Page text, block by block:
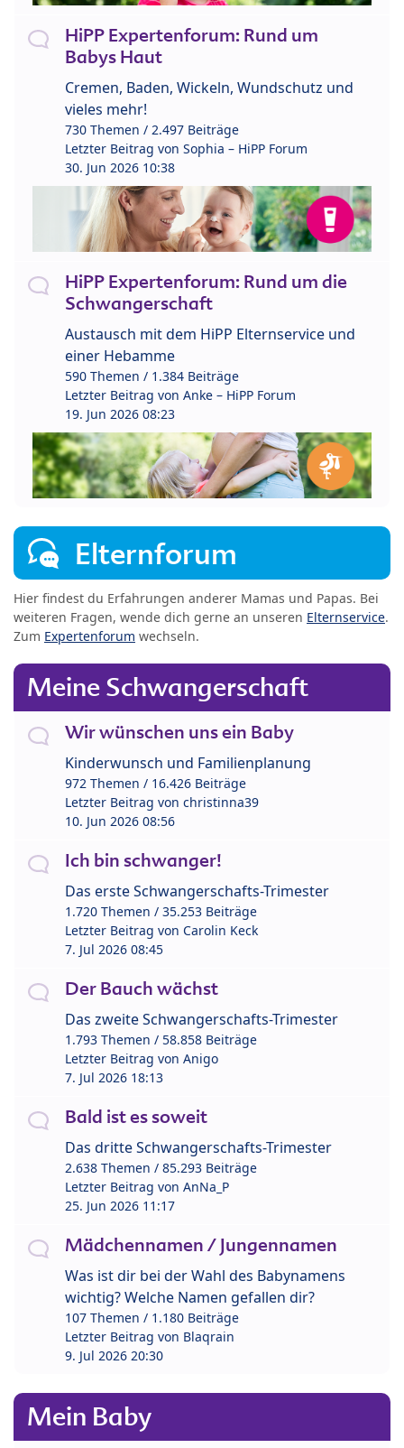
HiPP Expertenforum: Rund um
Babys Haut
Cremen, Baden, Wickeln, Wundschutz und
vieles mehr!
730 Themen / 2.497 Beiträge
Letzter Beitrag von Sophia – HiPP Forum
30. Jun 2026 10:38
HiPP Expertenforum: Rund um die
Schwangerschaft
Austausch mit dem HiPP Elternservice und
einer Hebamme
590 Themen / 1.384 Beiträge
Letzter Beitrag von Anke – HiPP Forum
19. Jun 2026 08:23
Elternforum
Hier findest du Erfahrungen anderer Mamas und Papas. Bei
weiteren Fragen, wende dich gerne an unseren Elternservice.
Zum Expertenforum wechseln.
Meine Schwangerschaft
Wir wünschen uns ein Baby
Kinderwunsch und Familienplanung
972 Themen / 16.426 Beiträge
Letzter Beitrag von christinna39
10. Jun 2026 08:56
Ich bin schwanger!
Das erste Schwangerschafts-Trimester
1.720 Themen / 35.253 Beiträge
Letzter Beitrag von Carolin Keck
7. Jul 2026 08:45
Der Bauch wächst
Das zweite Schwangerschafts-Trimester
1.793 Themen / 58.858 Beiträge
Letzter Beitrag von Anigo
7. Jul 2026 18:13
Bald ist es soweit
Das dritte Schwangerschafts-Trimester
2.638 Themen / 85.293 Beiträge
Letzter Beitrag von AnNa_P
25. Jun 2026 11:17
Mädchennamen / Jungennamen
Was ist dir bei der Wahl des Babynamens
wichtig? Welche Namen gefallen dir?
107 Themen / 1.180 Beiträge
Letzter Beitrag von Blaqrain
9. Jul 2026 20:30
Mein Baby